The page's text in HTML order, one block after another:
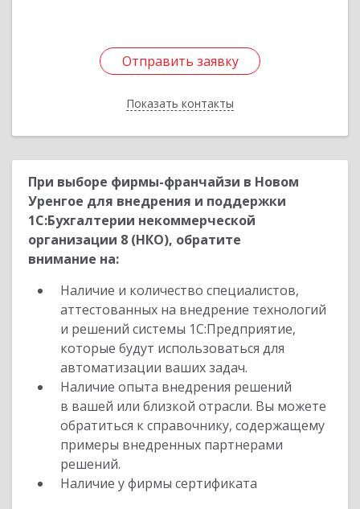
Отправить заявку
Показать контакты
Отправить заявку
Назад
При выборе фирмы-франчайзи в Новом
Уренгое для внедрения и поддержки
1С:Бухгалтерии некоммерческой
организации 8 (НКО), обратите
внимание на:
Наличие и количество специалистов,
аттестованных на внедрение технологий
и решений системы 1С:Предприятие,
которые будут использоваться для
автоматизации ваших задач.
Наличие опыта внедрения решений
в вашей или близкой отрасли. Вы можете
обратиться к справочнику, содержащему
примеры внедренных партнерами
решений.
Наличие у фирмы сертификата